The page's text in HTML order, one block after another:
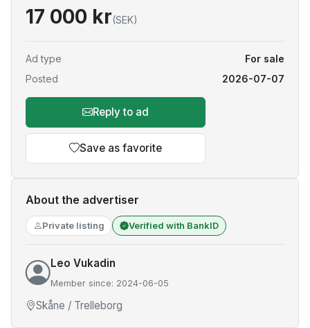
17 000 kr(SEK)
Ad type
For sale
Posted
2026-07-07
Reply to ad
Save as favorite
About the advertiser
Private listing Verified with BankID
Leo Vukadin
Member since: 2024-06-05
Skåne / Trelleborg